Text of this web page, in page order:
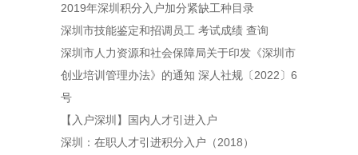
2019年深圳积分入户加分紧缺工种目录
深圳市技能鉴定和招调员工 考试成绩 查询
深圳市人力资源和社会保障局关于印发《深圳市
创业培训管理办法》的通知 深人社规〔2022〕6
号
【入户深圳】国内人才引进入户
深圳：在职人才引进积分入户（2018）